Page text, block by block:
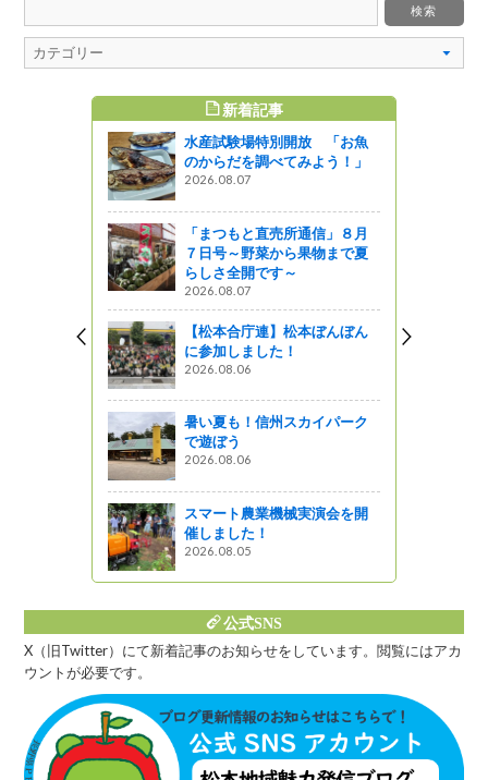
新着記事
水産試験場特別開放 「お魚
のからだを調べてみよう！」
2026.08.07
「まつもと直売所通信」８月
７日号～野菜から果物まで夏
らしさ全開です～
2026.08.07
【松本合庁連】松本ぼんぼん
に参加しました！
2026.08.06
暑い夏も！信州スカイパーク
で遊ぼう
2026.08.06
スマート農業機械実演会を開
催しました！
2026.08.05
公式SNS
X（旧Twitter）にて新着記事のお知らせをしています。閲覧にはアカ
ウントが必要です。